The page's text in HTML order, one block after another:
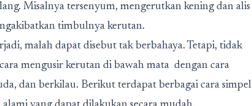
Misalnya tersenyum, mengerutkan kening dan alis
timbulnya kerutan.
malah dapat disebut tak berbahaya. Tetapi, tidak
mengusir kerutan di bawah mata dengan cara
dan berkilau. Berikut terdapat berbagai cara simpel